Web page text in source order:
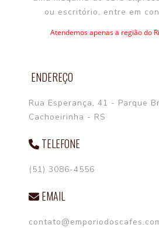
ou escritório, entre em
Atendemos apenas a região do
ENDEREÇO
Rua Esperança, 41 - Parque
Cachoeirinha - RS
TELEFONE
(51) 3086-4556
EMAIL